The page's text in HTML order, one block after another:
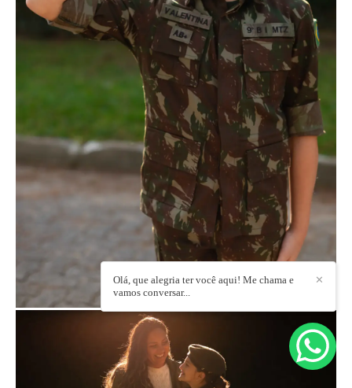
✕
Olá, que alegria ter você aqui! Me chama e
vamos conversar...